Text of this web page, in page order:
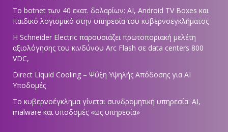
Το botnet των 40 εκατ. δολαρίων: AI, Android TV Boxes και
παιδικό λογισμικό στην υπηρεσία του κυβερνοεγκλήματος
Η Schneider Electric παρουσιάζει πρωτοποριακή μελέτη
αξιολόγησης του κινδύνου Arc Flash σε data centers 800
VDC,
Direct Liquid Cooling – Ψύξη Υψηλής Απόδοσης για AI
Υποδομές
Το κυβερνοέγκλημα γίνεται συνδρομητική υπηρεσία: AI,
malware και υποδομές «ως υπηρεσία»